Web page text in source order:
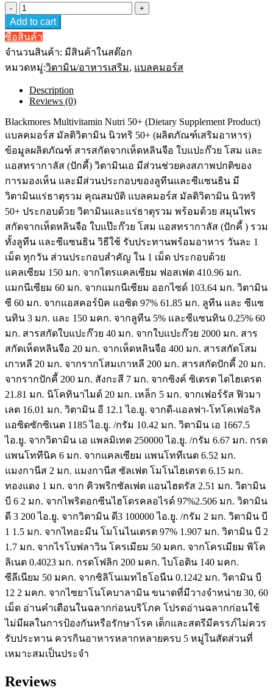
Blackmores
Multivitamin
Nutri
50+
30
เม็ด
แบ
คม
มัลติ
วิตามิน
นิ
วทริ
30
เม็ด
quantity
Add to cart
ซื้อสินค้า
จำนวนสินค้า: มีสินค้าในสต๊อก
หมวดหมู่:วิตามิน/อาหารเสริม, แบลคมอร์ส
Description
Reviews (0)
Blackmores Multivitamin Nutri 50+ (Dietary Supplement Product)
แบลคมอร์ส มัลติวิตามิน นิวทริ 50+ (ผลิตภัณฑ์เสริมอาหาร)
ข้อมูลผลิตภัณฑ์ สารสกัดจากเห็ดหลินจือ ใบแปะก๊วย โสม และ
แอสทรากาลัส (ปักคี้) วิตามินเอ มีส่วนช่วยคงสภาพปกติของ
การมองเห็น และมีส่วนประกอบของลูทีนและซีแซนธิน มี
วิตามินแร่ธาตุรวม คุณสมบัติ แบลคมอร์ส มัลติวิตามิน นิวทริ
50+ ประกอบด้วย วิตามินและแร่ธาตุรวม พร้อมด้วย สมุนไพร
สกัดจากเห็ดหลินจือ ใบแป๊ะก๊วย โสม แอสทรากาลัส (ปักคี้ ) รวม
ทั้งลูทีน และซีแซนธิน วิธีใช้ รับประทานพร้อมอาหาร วันละ 1
เม็ด ทุกวัน ส่วนประกอบสำคัญ ใน 1 เม็ด ประกอบด้วย
แคลเซียม 150 มก. จากไตรแคลเซียม ฟอสเฟต 410.96 มก.
แมกนีเซียม 60 มก. จากแมกนีเซียม ออกไซด์ 103.64 มก. วิตามิน
ซี 60 มก. จากแอสคอร์บิค แอซิด 97% 61.85 มก. ลูทีน และ ซีแซ
นทิน 3 มก. และ 150 มคก. จากลูทีน 5% และซีแซนทิน 0.25% 60
มก. สารสกัดใบแปะก๊วย 40 มก. จากใบแปะก๊วย 2000 มก. สาร
สกัดเห็ดหลินจือ 20 มก. จากเห็ดหลินจือ 400 มก. สารสกัดโสม
เกาหลี 20 มก. จากรากโสมเกาหลี 200 มก. สารสกัดปักคี้ 20 มก.
จากรากปักคี้ 200 มก. สังกะสี 7 มก. จากซิงค์ ซิเตรต ไดไฮเดรต
21.81 มก. นิโคทินาไมด์ 20 มก. เหล็ก 5 มก. จากเฟอร์รัส ฟิวมา
เลต 16.01 มก. วิตามิน อี 12.1 ไอ.ยู. จากดี-แอลฟา-โทโคเฟอริล
แอซิดซักซิเนต 1185 ไอ.ยู. /กรัม 10.42 มก. วิตามิน เอ 1667.5
ไอ.ยู. จากวิตามิน เอ แพลมิเทต 250000 ไอ.ยู. /กรัม 6.67 มก. กรด
แพนโททีนิค 6 มก. จากแคลเซียม แพนโททีเนต 6.52 มก.
แมงกานีส 2 มก. แมงกานีส ซัลเฟต โมโนไฮเดรต 6.15 มก.
ทองแดง 1 มก. จาก คิวพริกซัลเฟต แอนไฮดรัส 2.51 มก. วิตามิน
บี 6 2 มก. จากไพริดอกซีนไฮโดรคลอไรด์ 97%2.506 มก. วิตามิน
ดี 3 200 ไอ.ยู. จากวิตามิน ดี3 100000 ไอ.ยู. /กรัม 2 มก. วิตามิน บี
1 1.5 มก. จากไทอะมีน โมโนไนเตรต 97% 1.907 มก. วิตามิน บี 2
1.7 มก. จากไรโบฟลาวิน โครเมียม 50 มคก. จากโครเมียม พิโค
ลิเนต 0.4023 มก. กรดโฟลิก 200 มคก. ไบโอติน 140 มคก.
ซีลีเนียม 50 มคก. จากซิลิโนเมทไธโอนีน 0.1242 มก. วิตามิน บี
12 2 มคก. จากไซยาโนโคบาลามิน ขนาดที่มีวางจำหน่าย 30, 60
เม็ด อ่านคำเตือนในฉลากก่อนบริโภค โปรดอ่านฉลากก่อนใช้
ไม่มีผลในการป้องกันหรือรักษาโรค เด็กและสตรีมีครรภ์ไม่ควร
รับประทาน ควรกินอาหารหลากหลายครบ 5 หมู่ในสัดส่วนที่
เหมาะสมเป็นประจำ
Reviews